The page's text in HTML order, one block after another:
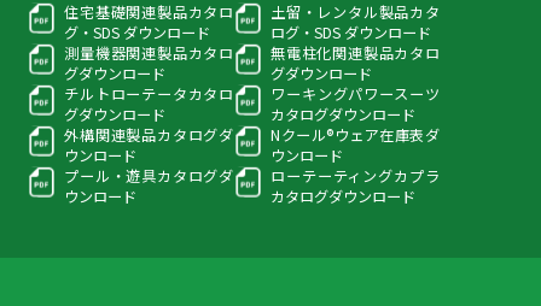
住宅基礎関連製品カタロ
グ・SDS ダウンロード
土留・レンタル製品カタ
ログ・ SDS ダウンロード
測量機器関連製品カタロ
グダウンロード
無電柱化関連製品カタロ
グダウンロード
チルトローテータカタロ
グダウンロード
ワーキングパワースーツ
カタログダウンロード
外構関連製品カタログダ
ウンロード
Nクール®ウェア在庫表ダ
ウンロード
プール・遊具カタログダ
ウンロード
ローテーティングカプラ
カタログダウンロード